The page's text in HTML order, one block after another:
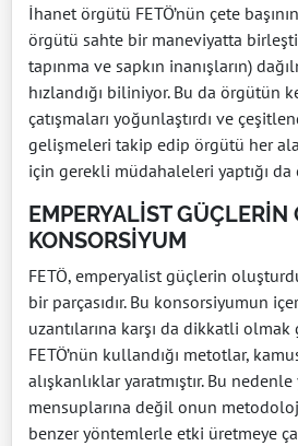
İhanet örgütü FETÖ’nün çete
örgütü sahte bir maneviyatta
tapınma ve sapkın inanışların)
hızlandığı biliniyor. Bu da örgütün
çatışmaları yoğunlaştırdı ve
gelişmeleri takip edip örgütü her
için gerekli müdahaleleri yaptığı
EMPERYALİST
KONSORSİYUM
FETÖ, emperyalist güçlerin
bir parçasıdır. Bu konsorsiyumun
uzantılarına karşı da dikkatli olmak
FETÖ’nün kullandığı metotlar,
alışkanlıklar yaratmıştır. Bu
mensuplarına değil onun
benzer yöntemlerle etki üretmeye